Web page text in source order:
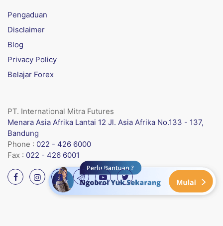
Pengaduan
Disclaimer
Blog
Privacy Policy
Belajar Forex
PT. International Mitra Futures
Menara Asia Afrika Lantai 12 Jl. Asia Afrika No.133 - 137,
Bandung
Phone : 022 - 426 6000
Fax : 022 - 426 6001